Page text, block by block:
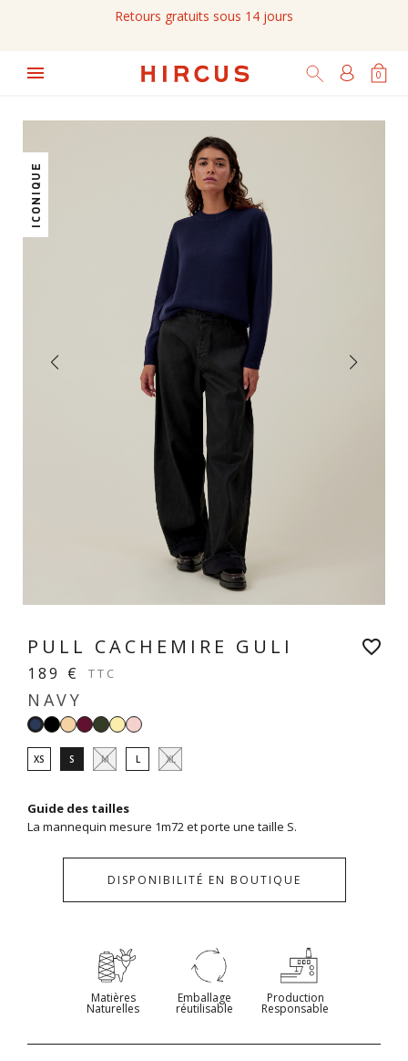
Retours gratuits sous 14 jours
0
ICONIQUE
PULL CACHEMIRE GULI
189 € TTC
NAVY
NavyNoirBeige
clair
Prune
Forêt
Jaune
vanille
pastel
XS S M L XL
Guide des tailles
La mannequin mesure 1m72 et porte une taille S.
DISPONIBILITÉ EN BOUTIQUE
favorite_border
Matières
Naturelles
Emballage
réutilisable
Production
Responsable